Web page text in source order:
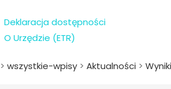
Deklaracja dostępności
O Urzędzie (ETR)
> wszystkie-wpisy > Aktualności >